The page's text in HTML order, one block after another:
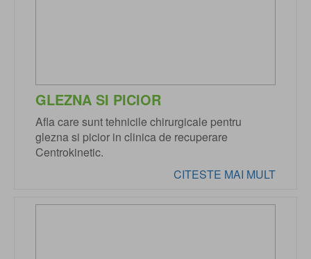
GLEZNA SI PICIOR
Afla care sunt tehnicile chirurgicale pentru
glezna si picior in clinica de recuperare
Centrokinetic.
CITESTE MAI MULT